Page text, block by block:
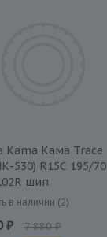
Kama Кама Trace
530) R15C 195/70
шип
в наличии (2)
₽ 7 880 ₽